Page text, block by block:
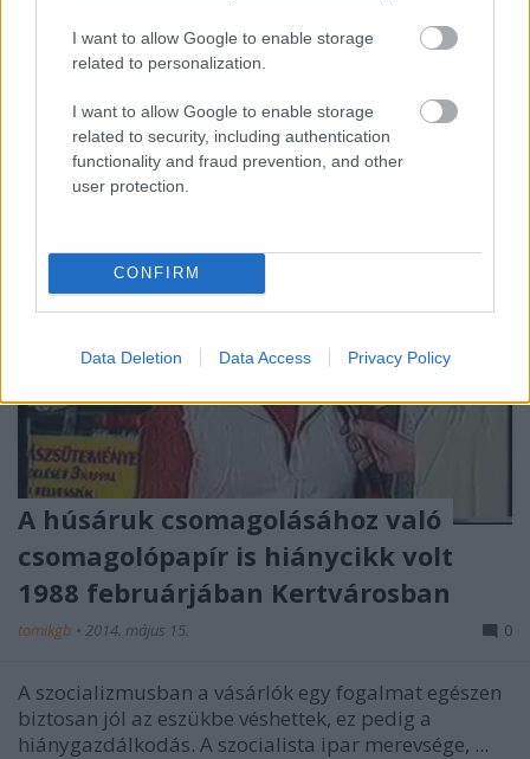
I want to allow Google to enable storage
related to personalization.
I want to allow Google to enable storage
related to security, including authentication
functionality and fraud prevention, and other
user protection.
CONFIRM
Data Deletion Data Access Privacy Policy
A Magyar Televízió csatornáin egészen a 80-as évek
végéig tartotta magát az a gyakorlat, mely szerint
A húsáruk csomagolásához való
csomagolópapír is hiánycikk volt
1988 februárjában Kertvárosban
tomikgb • 2014. május 15. 0
A szocializmusban a vásárlók egy fogalmat egészen
biztosan jól az eszükbe véshettek, ez pedig a
hiánygazdálkodás. A szocialista ipar merevsége, ...